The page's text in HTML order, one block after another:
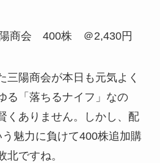
商会 400株 ＠2,430円
三陽商会が本日も元気よく
る「落ちるナイフ」なの
くありません。しかし、配
魅力に負けて400株追加購
北ですね。